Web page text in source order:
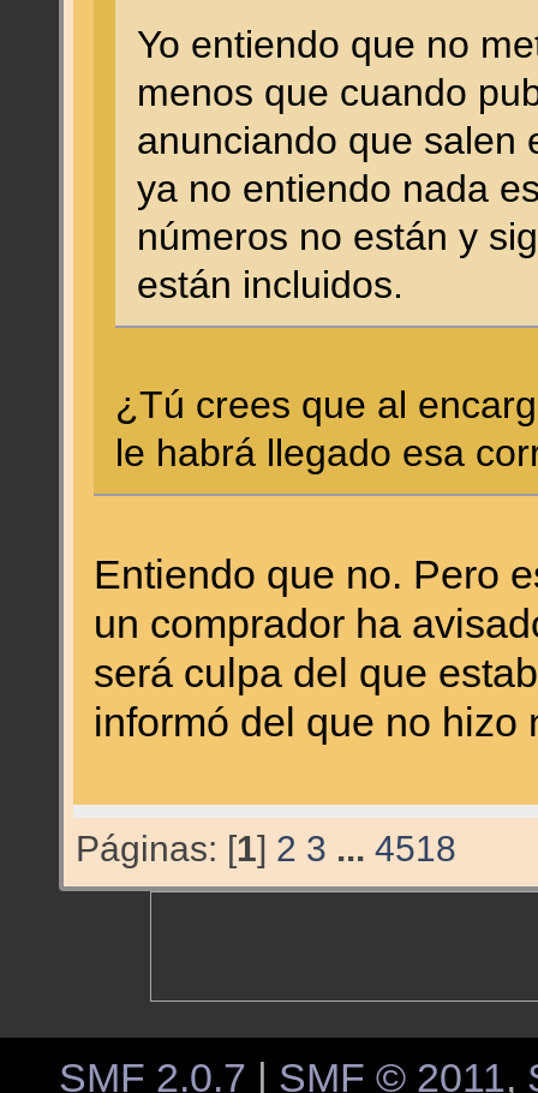
Yo entiendo que no
menos que cuando
anunciando que salen
ya no entiendo nada
números no están y
están incluidos.
¿Tú crees que al
le habrá llegado esa
Entiendo que no. Pero
un comprador ha
será culpa del que
informó del que no hizo
Páginas: [1] 2 3 ...4518
SMF 2.0.7 SMF © 2011,